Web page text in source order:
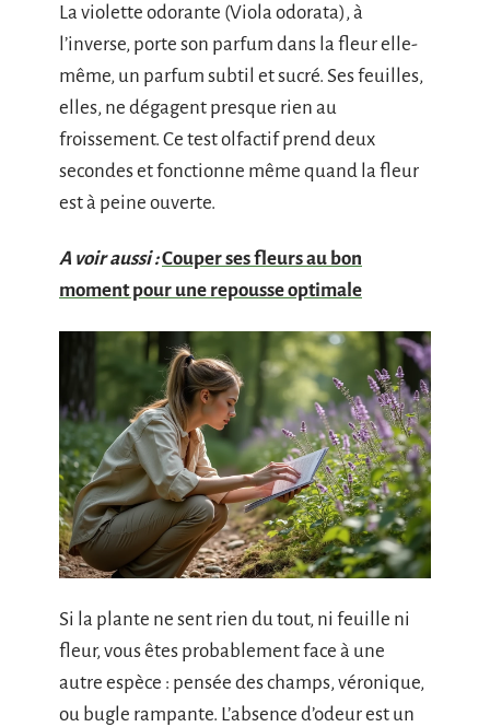
La violette odorante (Viola odorata), à
l’inverse, porte son parfum dans la fleur elle-
même, un parfum subtil et sucré. Ses feuilles,
elles, ne dégagent presque rien au
froissement. Ce test olfactif prend deux
secondes et fonctionne même quand la fleur
est à peine ouverte.
A voir aussi :Couper ses fleurs au bon
moment pour une repousse optimale
Si la plante ne sent rien du tout, ni feuille ni
fleur, vous êtes probablement face à une
autre espèce : pensée des champs, véronique,
ou bugle rampante. L’absence d’odeur est un